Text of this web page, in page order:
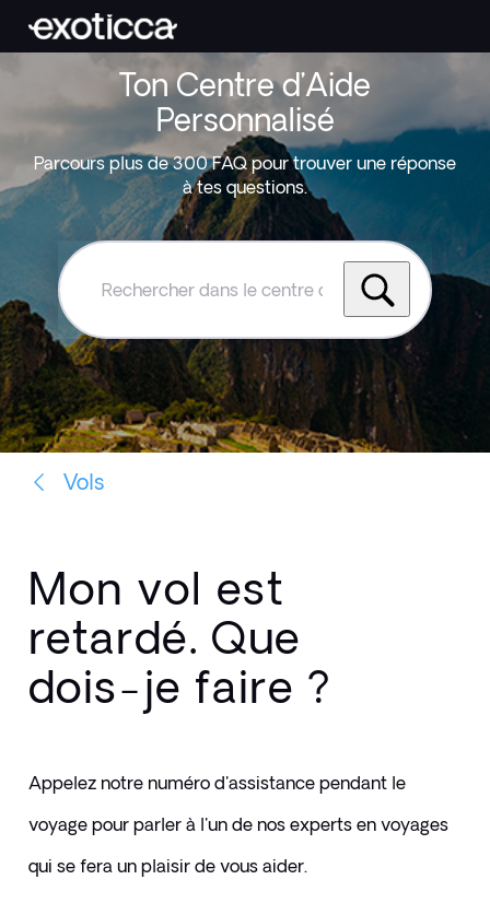
Ton Centre d’Aide
Personnalisé
Parcours plus de 300 FAQ pour trouver une réponse
à tes questions.
Rechercher
le
centre
d'aide
Exoticca
Vols
Mon vol est
retardé. Que
dois-je faire ?
Appelez notre numéro d'assistance pendant le
voyage pour parler à l'un de nos experts en voyages
qui se fera un plaisir de vous aider.